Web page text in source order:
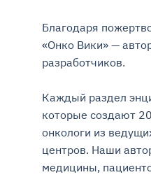
Благодаря
«Онко Вики» —
разработчиков.
Каждый раздел
которые создают
онкологи из
центров. Наши
медицины,